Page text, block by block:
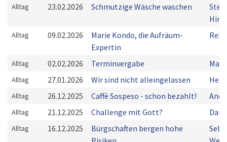
Alltag 23.02.2026 Schmutzige Wäsche waschen
Alltag 09.02.2026
Marie Kondo, die Aufräum-
Expertin
Alltag 02.02.2026 Terminvergabe
Alltag 27.01.2026 Wir sind nicht alleingelassen
Alltag 26.12.2025 Caffè Sospeso - schon bezahlt!
Alltag 21.12.2025 Challenge mit Gott?
Alltag 16.12.2025
Bürgschaften bergen hohe